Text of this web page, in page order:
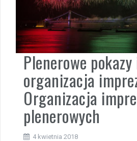
Plenerowe
organizacja
Organizacja
plenerowych
4 kwietnia 2018